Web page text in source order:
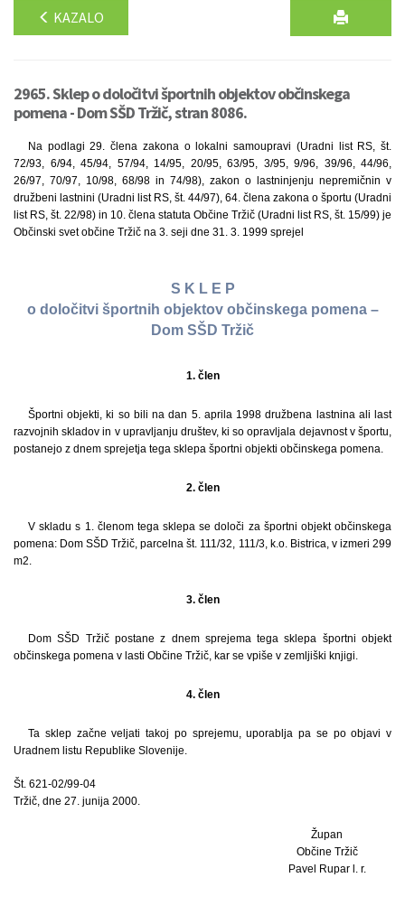
KAZALO
2965. Sklep o določitvi športnih objektov občinskega
pomena - Dom SŠD Tržič, stran 8086.
Na podlagi 29. člena zakona o lokalni samoupravi (Uradni list RS, št.
72/93, 6/94, 45/94, 57/94, 14/95, 20/95, 63/95, 3/95, 9/96, 39/96, 44/96,
26/97, 70/97, 10/98, 68/98 in 74/98), zakon o lastninjenju nepremičnin v
družbeni lastnini (Uradni list RS, št. 44/97), 64. člena zakona o športu (Uradni
list RS, št. 22/98) in 10. člena statuta Občine Tržič (Uradni list RS, št. 15/99) je
Občinski svet občine Tržič na 3. seji dne 31. 3. 1999 sprejel
S K L E P
o določitvi športnih objektov občinskega pomena –
Dom SŠD Tržič
1. člen
Športni objekti, ki so bili na dan 5. aprila 1998 družbena lastnina ali last
razvojnih skladov in v upravljanju društev, ki so opravljala dejavnost v športu,
postanejo z dnem sprejetja tega sklepa športni objekti občinskega pomena.
2. člen
V skladu s 1. členom tega sklepa se določi za športni objekt občinskega
pomena: Dom SŠD Tržič, parcelna št. 111/32, 111/3, k.o. Bistrica, v izmeri 299
m2.
3. člen
Dom SŠD Tržič postane z dnem sprejema tega sklepa športni objekt
občinskega pomena v lasti Občine Tržič, kar se vpiše v zemljiški knjigi.
4. člen
Ta sklep začne veljati takoj po sprejemu, uporablja pa se po objavi v
Uradnem listu Republike Slovenije.
Št. 621-02/99-04
Tržič, dne 27. junija 2000.
Župan
Občine Tržič
Pavel Rupar l. r.